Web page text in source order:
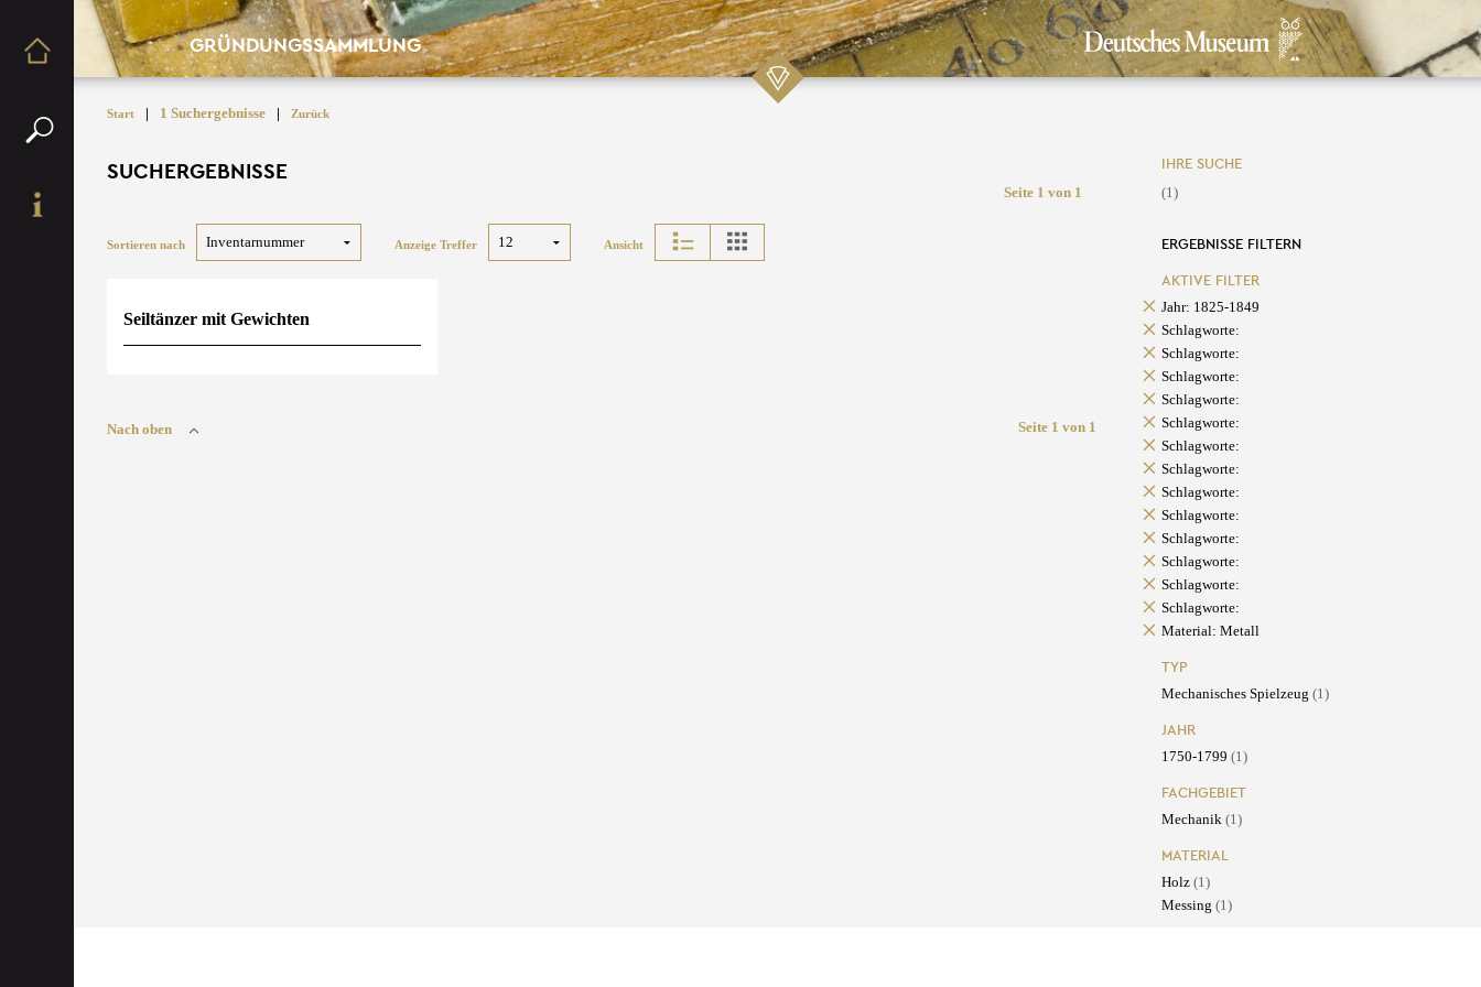
GRÜNDUNGSSAMMLUNG
Start | 1 Suchergebnisse | Zurück
SUCHERGEBNISSE
Seite 1 von 1
Sortieren nach Anzeige Treffer Ansicht
Seiltänzer mit Gewichten
Nach oben Seite 1 von 1
IHRE SUCHE
(1)
ERGEBNISSE FILTERN
AKTIVE FILTER
Jahr: 1825-1849
Schlagworte:
Schlagworte:
Schlagworte:
Schlagworte:
Schlagworte:
Schlagworte:
Schlagworte:
Schlagworte:
Schlagworte:
Schlagworte:
Schlagworte:
Schlagworte:
Schlagworte:
Material: Metall
TYP
Mechanisches Spielzeug (1)
JAHR
1750-1799 (1)
FACHGEBIET
Mechanik (1)
MATERIAL
Holz (1)
Messing (1)